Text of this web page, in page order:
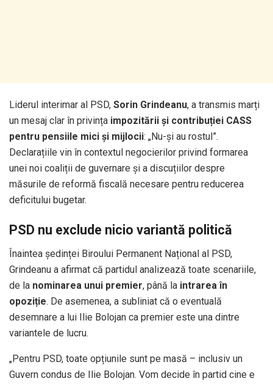
Liderul interimar al PSD, Sorin Grindeanu, a transmis marți
un mesaj clar în privința impozitării și contribuției CASS
pentru pensiile mici și mijlocii: „Nu-și au rostul”.
Declarațiile vin în contextul negocierilor privind formarea
unei noi coaliții de guvernare și a discuțiilor despre
măsurile de reformă fiscală necesare pentru reducerea
deficitului bugetar.
PSD nu exclude nicio variantă politică
Înaintea ședinței Biroului Permanent Național al PSD,
Grindeanu a afirmat că partidul analizează toate scenariile,
de la nominarea unui premier, până la intrarea în
opoziție. De asemenea, a subliniat că o eventuală
desemnare a lui Ilie Bolojan ca premier este una dintre
variantele de lucru.
„Pentru PSD, toate opțiunile sunt pe masă – inclusiv un
Guvern condus de Ilie Bolojan. Vom decide în partid cine e